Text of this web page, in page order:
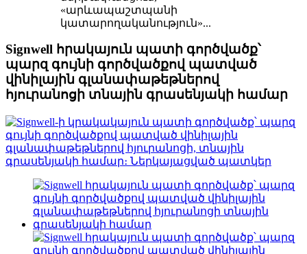
«արևապաշտպանի
կատարողականություն»...
Signwell հրակայուն պատի գործվածք՝
պարզ գույնի գործվածքով պատված
վինիլային գլանափաթեթներով
հյուրանոցի տնային գրասենյակի համար